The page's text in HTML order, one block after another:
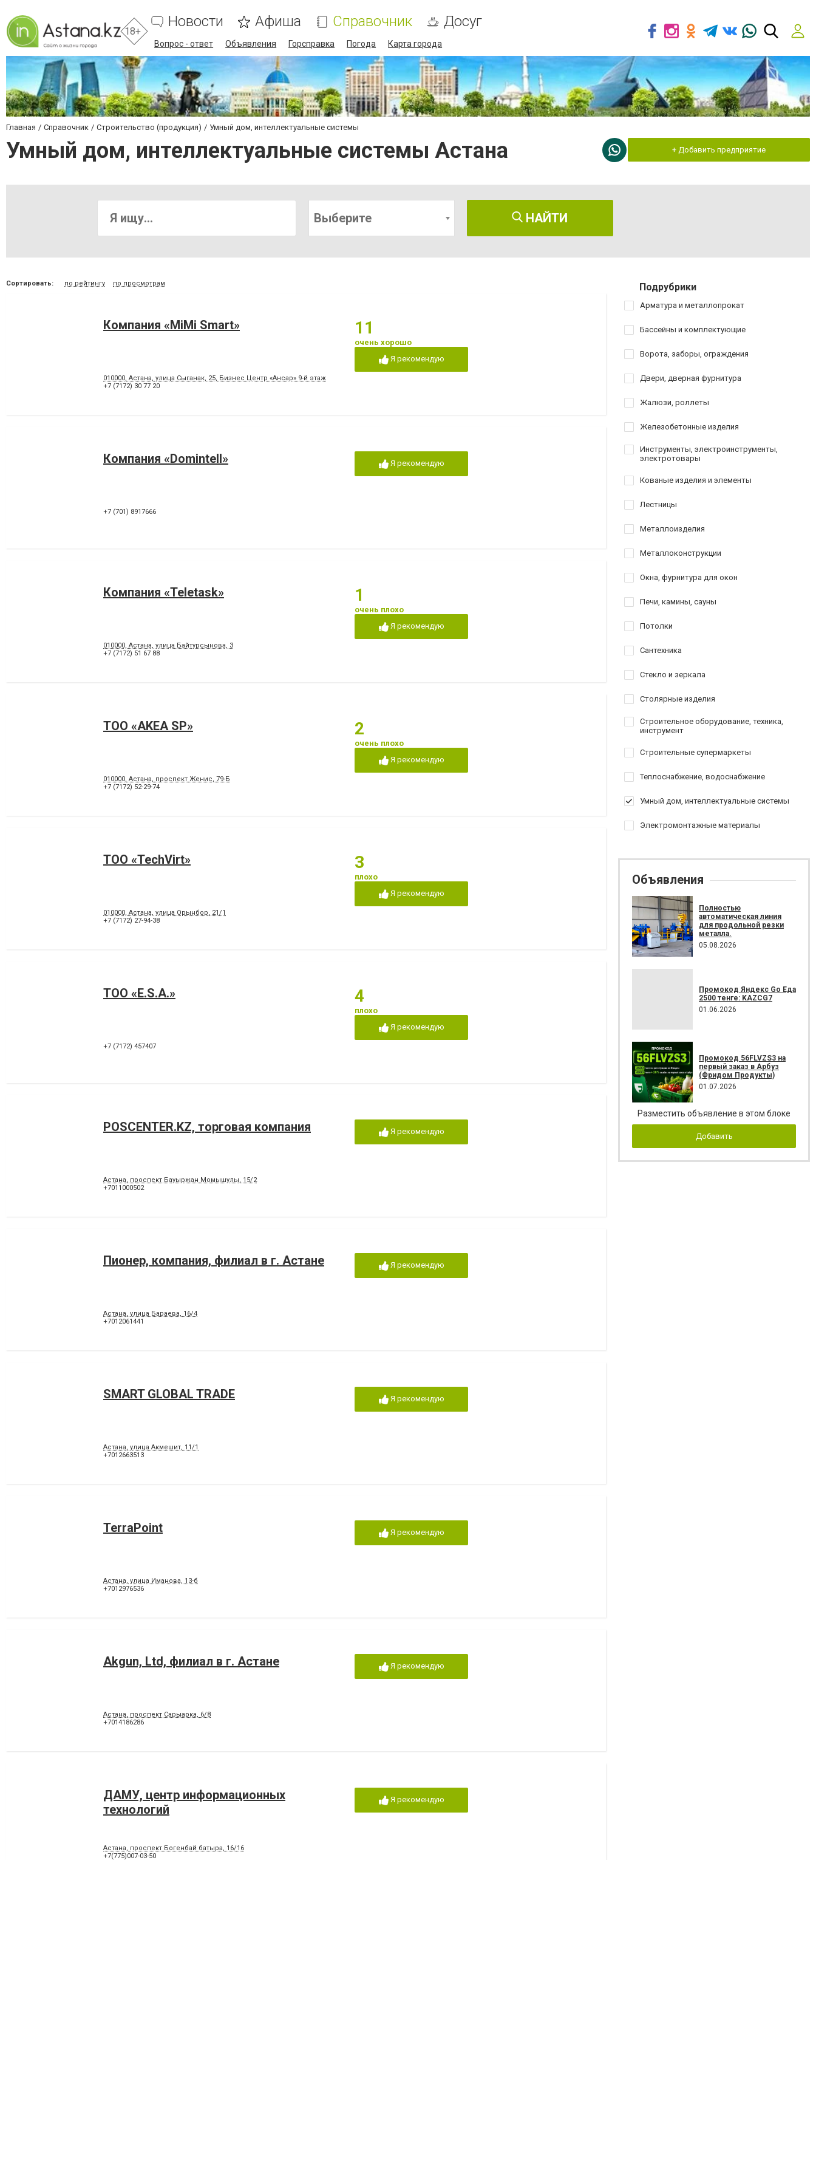
18+
Новости Афиша Справочник Досуг
Вопрос - ответ Объявления Горсправка Погода Карта города
Главная Справочник Строительство (продукция) Умный дом, интеллектуальные системы
Умный дом, интеллектуальные системы Астана + Добавить предприятие
Выберите НАЙТИ
Сортировать: по рейтингу по просмотрам
Компания «MiMi Smart»
010000, Астана, улица Сыганак, 25, Бизнес Центр «Ансар» 9-й этаж
+7 (7172) 30 77 20
11
очень хорошо
Я рекомендую
Компания «Domintell»
+7 (701) 8917666
Я рекомендую
Компания «Teletask»
010000, Астана, улица Байтурсынова, 3
+7 (7172) 51 67 88
1
очень плохо
Я рекомендую
ТОО «AKEA SP»
010000, Астана, проспект Женис, 79-Б
+7 (7172) 52-29-74
2
очень плохо
Я рекомендую
TOO «TechVirt»
010000, Астана, улица Орынбор, 21/1
+7 (7172) 27-94-38
3
плохо
Я рекомендую
ТОО «E.S.A.»
+7 (7172) 457407
4
плохо
Я рекомендую
POSCENTER.KZ, торговая компания
Астана, проспект Бауыржан Момышулы, 15/2
+7011000502
Я рекомендую
Пионер, компания, филиал в г. Астане
Астана, улица Бараева, 16/4
+7012061441
Я рекомендую
SMART GLOBAL TRADE
Астана, улица Акмешит, 11/1
+7012663513
Я рекомендую
TerraPoint
Астана, улица Иманова, 13-б
+7012976536
Я рекомендую
Akgun, Ltd, филиал в г. Астане
Астана, проспект Сарыарка, 6/8
+7014186286
Я рекомендую
ДАМУ, центр информационных
технологий
Астана, проспект Богенбай батыра, 16/16
+7(775)007-03-50
Я рекомендую
Подрубрики
Арматура и металлопрокат
Бассейны и комплектующие
Ворота, заборы, ограждения
Двери, дверная фурнитура
Жалюзи, роллеты
Железобетонные изделия
Инструменты, электроинструменты,
электротовары
Кованые изделия и элементы
Лестницы
Металлоизделия
Металлоконструкции
Окна, фурнитура для окон
Печи, камины, сауны
Потолки
Сантехника
Стекло и зеркала
Столярные изделия
Строительное оборудование, техника,
инструмент
Строительные супермаркеты
Теплоснабжение, водоснабжение
Умный дом, интеллектуальные системы
Электромонтажные материалы
Объявления
Полностью
автоматическая линия
для продольной резки
металла.
05.08.2026
Промокод Яндекс Go Еда
2500 тенге: KAZCG7
01.06.2026
Промокод 56FLVZS3 на
первый заказ в Арбуз
(Фридом Продукты)
01.07.2026
Разместить объявление в этом блоке
Добавить